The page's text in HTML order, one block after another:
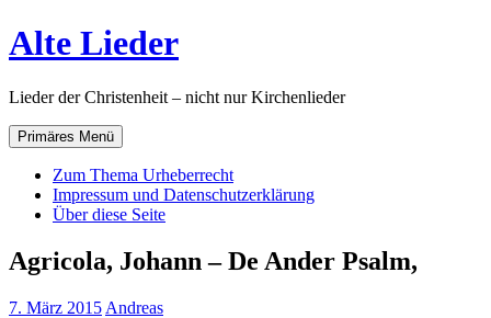
Zum
Inhalt
Alte Lieder
Lieder der Christenheit – nicht nur Kirchenlieder
Primäres Menü
Zum Thema Urheberrecht
Impressum und Datenschutzerklärung
Über diese Seite
Agricola, Johann – De Ander Psalm,
7. März 2015 Andreas